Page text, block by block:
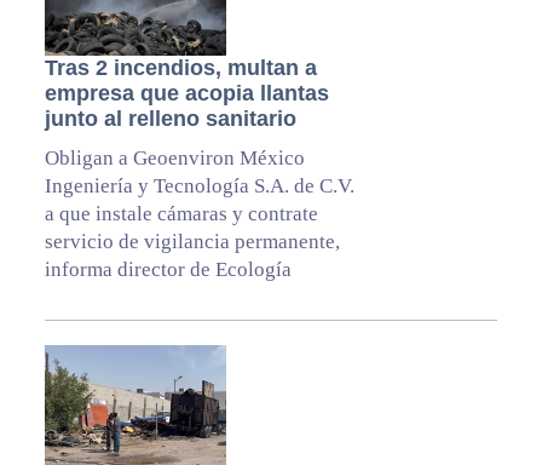
Tras 2 incendios, multan a
empresa que acopia llantas
junto al relleno sanitario
Obligan a Geoenviron México
Ingeniería y Tecnología S.A. de C.V.
a que instale cámaras y contrate
servicio de vigilancia permanente,
informa director de Ecología